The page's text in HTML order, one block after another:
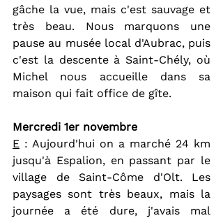
gâche la vue, mais c'est sauvage et
très beau. Nous marquons une
pause au musée local d'Aubrac, puis
c'est la descente à Saint-Chély, où
Michel nous accueille dans sa
maison qui fait office de gîte.
Mercredi 1er novembre
E : Aujourd'hui on a marché 24 km
jusqu'à Espalion, en passant par le
village de Saint-Côme d'Olt. Les
paysages sont très beaux, mais la
journée a été dure, j'avais mal